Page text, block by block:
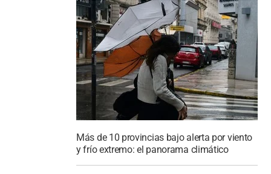
Más de 10 provincias bajo alerta por viento
y frío extremo: el panorama climático